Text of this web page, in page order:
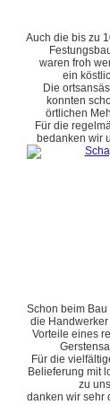
Auch die bis zu
waren froh
ein
Die
konnten
örtlichen
Für die
bedanken wir
Schon beim
die
Vorteile eines
Für die
Belieferung mit
zu
danken wir sehr